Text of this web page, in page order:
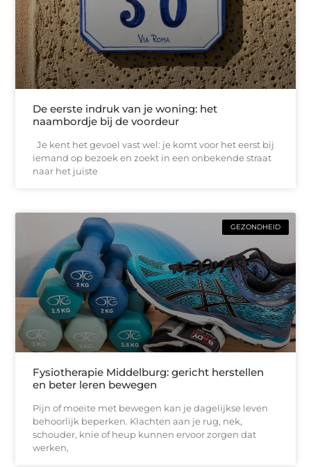
De eerste indruk van je woning: het
naambordje bij de voordeur
Je kent het gevoel vast wel: je komt voor het eerst bij
iemand op bezoek en zoekt in een onbekende straat
naar het juiste
GEZONDHEID
Fysiotherapie Middelburg: gericht herstellen
en beter leren bewegen
Pijn of moeite met bewegen kan je dagelijkse leven
behoorlijk beperken. Klachten aan je rug, nek,
schouder, knie of heup kunnen ervoor zorgen dat
werken,